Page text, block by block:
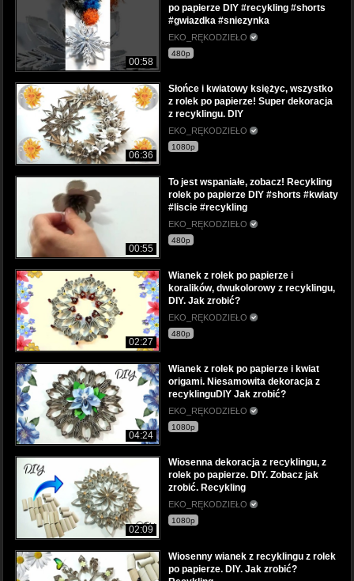
00:58
po papierze DIY #recykling #shorts
#gwiazdka #sniezynka
EKO_RĘKODZIEŁO
480p
06:36
Słońce i kwiatowy księżyc, wszystko
z rolek po papierze! Super dekoracja
z recyklingu. DIY
EKO_RĘKODZIEŁO
1080p
00:55
To jest wspaniałe, zobacz! Recykling
rolek po papierze DIY #shorts #kwiaty
#liscie #recykling
EKO_RĘKODZIEŁO
480p
02:27
Wianek z rolek po papierze i
koralików, dwukolorowy z recyklingu,
DIY. Jak zrobić?
EKO_RĘKODZIEŁO
480p
04:24
Wianek z rolek po papierze i kwiat
origami. Niesamowita dekoracja z
recyklinguDIY Jak zrobić?
EKO_RĘKODZIEŁO
1080p
02:09
Wiosenna dekoracja z recyklingu, z
rolek po papierze. DIY. Zobacz jak
zrobić. Recykling
EKO_RĘKODZIEŁO
1080p
Wiosenny wianek z recyklingu z rolek
po papierze. DIY. Jak zrobić?